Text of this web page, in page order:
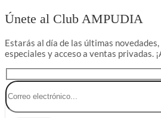
Únete al Club AMPUDIA
Estarás al día de las últimas
especiales y acceso a ventas privadas.